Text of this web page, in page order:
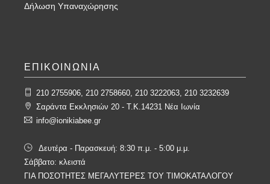
Δήλωση Υπαναχώρησης
ΕΠΙΚΟΙΝΩΝΙΑ
210 2755906, 210 2758660, 210 3222063, 210 3232639
Σαράντα Εκκλησιών 20 - T.K.14231 Νέα Ιωνία
info@ionikiabee.gr
Δευτέρα - Παρασκευή: 8:30 π.μ. - 5:00 μ.μ.
Σάββατο: κλειστά
ΓΙΑ ΠΟΣΟΤΗΤΕΣ ΜΕΓΑΛΥΤΕΡΕΣ ΤΟΥ ΤΙΜΟΚΑΤΑΛΟΓΟΥ